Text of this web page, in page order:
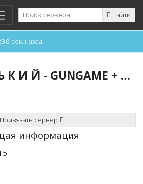
Найти
сек. назад
У К Р А Ї Н С Ь К И Й - GUNGAME + SKILL - [ © 18+ ]
Привязать сервер
информация